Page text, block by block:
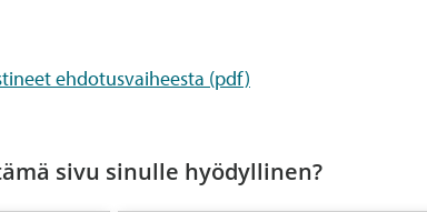
ehdotusvaiheesta (pdf)
sivu sinulle hyödyllinen?